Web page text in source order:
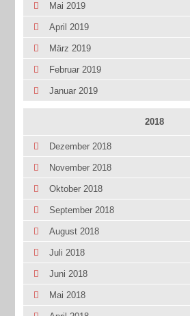
Mai 2019
April 2019
März 2019
Februar 2019
Januar 2019
2018
Dezember 2018
November 2018
Oktober 2018
September 2018
August 2018
Juli 2018
Juni 2018
Mai 2018